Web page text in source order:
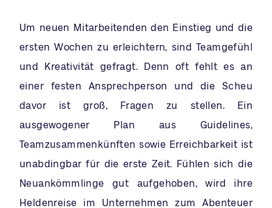
Um neuen Mitarbeitenden den Einstieg und die
ersten Wochen zu erleichtern, sind Teamgefühl
und Kreativität gefragt. Denn oft fehlt es an
einer festen Ansprechperson und die Scheu
davor ist groß, Fragen zu stellen. Ein
ausgewogener Plan aus Guidelines,
Teamzusammenkünften sowie Erreichbarkeit ist
unabdingbar für die erste Zeit. Fühlen sich die
Neuankömmlinge gut aufgehoben, wird ihre
Heldenreise im Unternehmen zum Abenteuer